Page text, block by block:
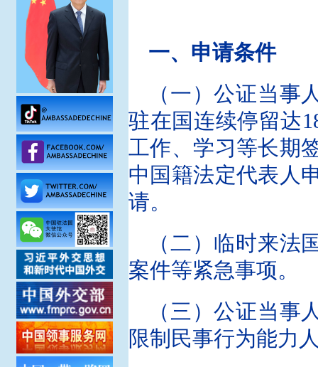
一、申请条件
（一）公证当
驻在国连续停留达
工作、学习等长期
中国籍法定代表人
请。
（二）临时来
案件等紧急事项。
（三）公证当
限制民事行为能力